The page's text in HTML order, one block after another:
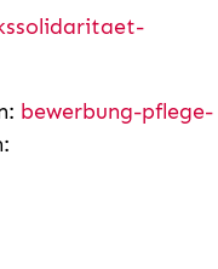
bewerbung-pflege-